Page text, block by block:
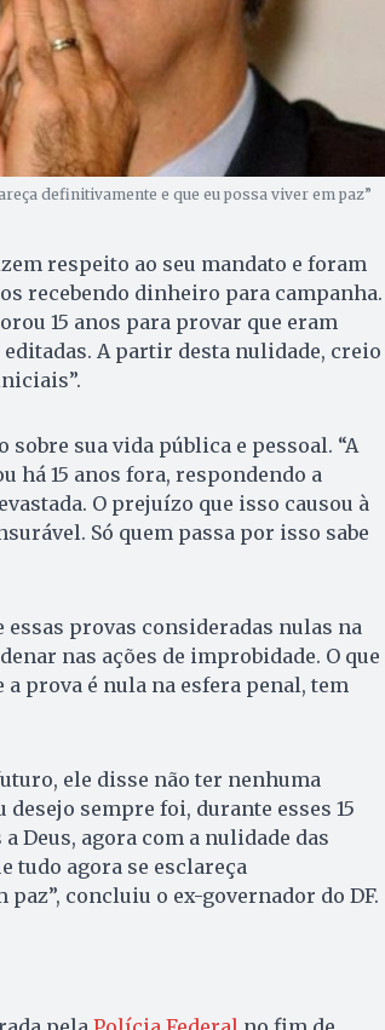
definitivamente e que eu possa viver em paz”
respeito ao seu mandato e foram
recebendo dinheiro para campanha.
15 anos para provar que eram
A partir desta nulidade, creio
sua vida pública e pessoal. “A
15 anos fora, respondendo a
O prejuízo que isso causou à
Só quem passa por isso sabe
provas consideradas nulas na
nas ações de improbidade. O que
prova é nula na esfera penal, tem
ele disse não ter nenhuma
sempre foi, durante esses 15
Deus, agora com a nulidade das
tudo agora se esclareça
concluiu o ex-governador do DF.